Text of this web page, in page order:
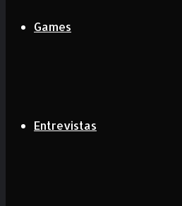
Games
Entrevistas